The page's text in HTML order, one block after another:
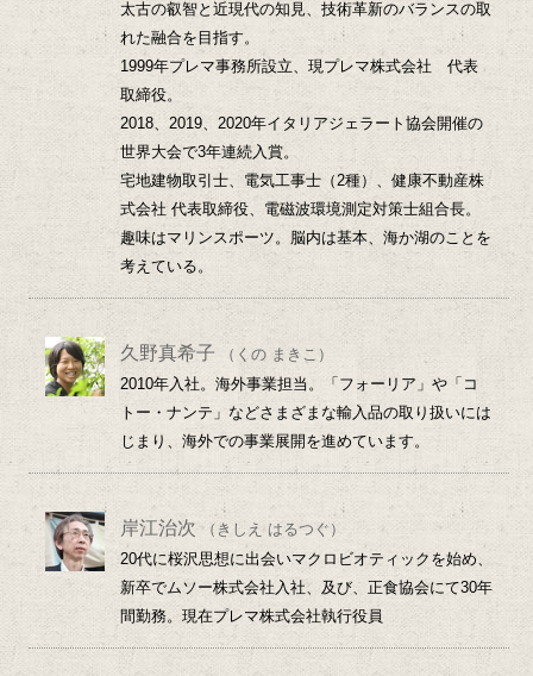
太古の叡智と近現代の知見、技術革新のバランスの取
れた融合を目指す。
1999年プレマ事務所設立、現プレマ株式会社 代表
取締役。
2018、2019、2020年イタリアジェラート協会開催の
世界大会で3年連続入賞。
宅地建物取引士、電気工事士（2種）、健康不動産株
式会社 代表取締役、電磁波環境測定対策士組合長。
趣味はマリンスポーツ。脳内は基本、海か湖のことを
考えている。
久野真希子
（くの まきこ）
2010年入社。海外事業担当。「フォーリア」や「コ
トー・ナンテ」などさまざまな輸入品の取り扱いには
じまり、海外での事業展開を進めています。
岸江治次（きしえ はるつぐ）
20代に桜沢思想に出会いマクロビオティックを始め、
新卒でムソー株式会社入社、及び、正食協会にて30年
間勤務。現在プレマ株式会社執行役員